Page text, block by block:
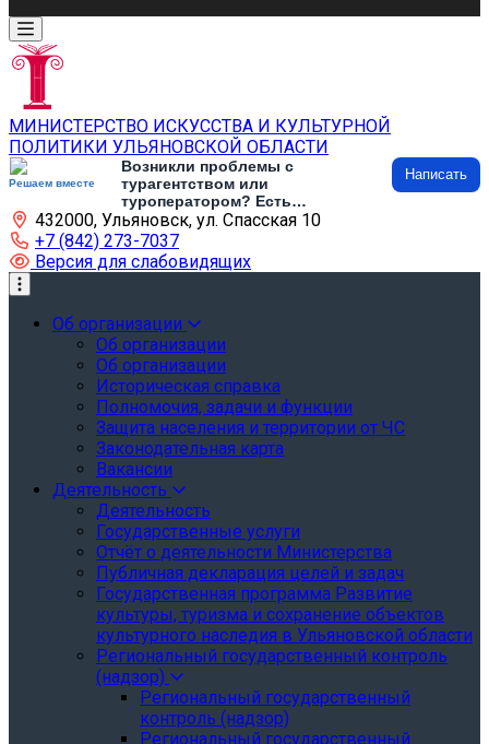
МИНИСТЕРСТВО ИСКУССТВА И КУЛЬТУРНОЙ
ПОЛИТИКИ УЛЬЯНОВСКОЙ ОБЛАСТИ
Решаем вместе
Возникли проблемы с
турагентством или
туроператором? Есть
предложения по развитию
туризма и туристической
инфраструктуры? Напишите об
этом
Написать
432000, Ульяновск, ул. Спасская 10
+7 (842) 273-7037
Версия для слабовидящих
Об организации
Об организации
Об организации
Историческая справка
Полномочия, задачи и функции
Защита населения и территории от ЧС
Законодательная карта
Вакансии
Деятельность
Деятельность
Государственные услуги
Отчёт о деятельности Министерства
Публичная декларация целей и задач
Государственная программа Развитие
культуры, туризма и сохранение объектов
культурного наследия в Ульяновской области
Региональный государственный контроль
(надзор)
Региональный государственный
контроль (надзор)
Региональный государственный